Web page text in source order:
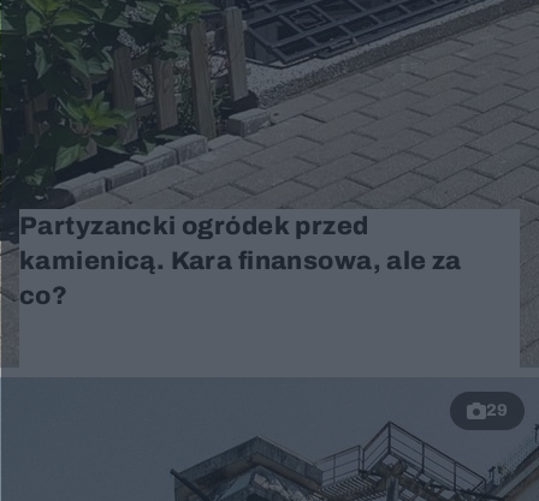
Partyzancki ogródek przed
kamienicą. Kara finansowa, ale za
co?
29